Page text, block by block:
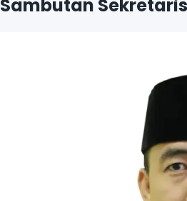
Sambutan